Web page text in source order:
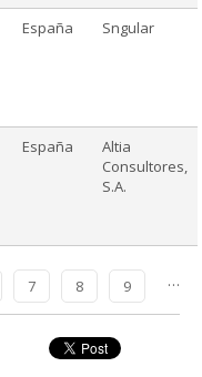
España Sngular
España
Altia
Consultores,
S.A.
7 8 9
…